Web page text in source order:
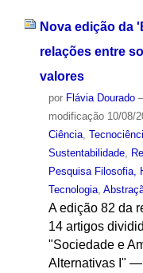
Nova edição da
relações entre
valores
por Flávia Dourado
modificação10/08/
Ciência,
Sustentabilidade,
Pesquisa Filosofia,
Tecnologia,
A edição 82 da
14 artigos
"Sociedade e
Alternativas I" —